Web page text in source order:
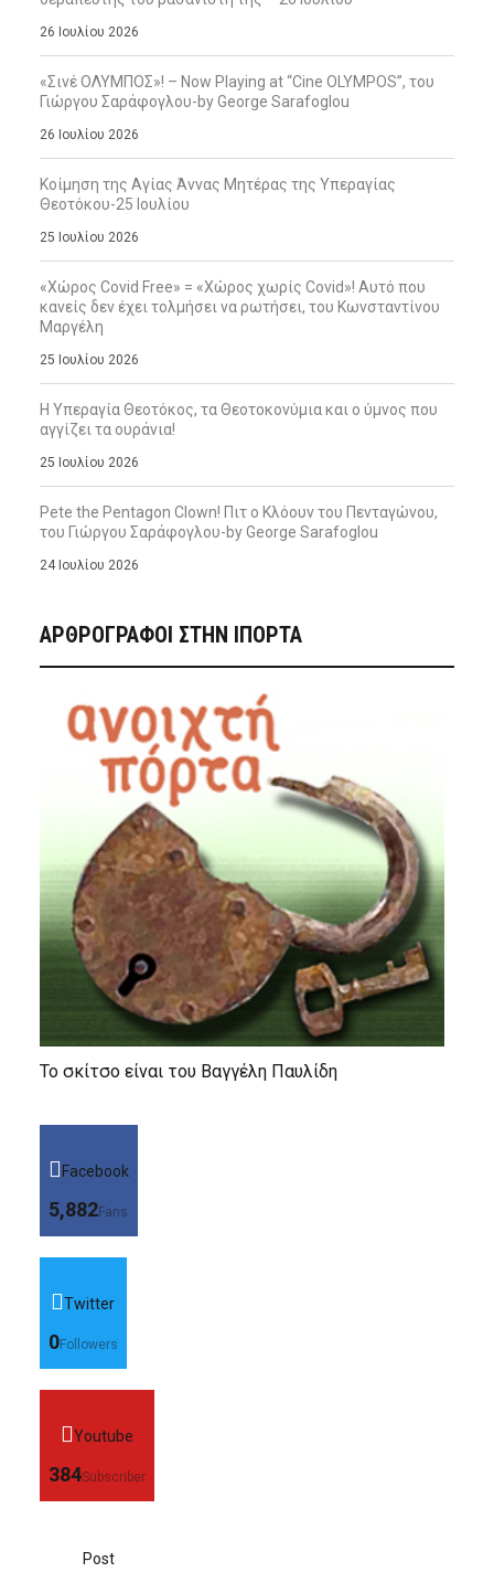
26 Ιουλίου 2026
«Σινέ ΟΛΥΜΠΟΣ»! – Now Playing at “Cine OLYMPOS”, του
Γιώργου Σαράφογλου-by George Sarafoglou
26 Ιουλίου 2026
Κοίμηση της Αγίας Άννας Μητέρας της Υπεραγίας
Θεοτόκου-25 Ιουλίου
25 Ιουλίου 2026
«Χώρος Covid Free» = «Χώρος χωρίς Covid»! Αυτό που
κανείς δεν έχει τολμήσει να ρωτήσει, του Κωνσταντίνου
Μαργέλη
25 Ιουλίου 2026
Η Υπεραγία Θεοτόκος, τα Θεοτοκονύμια και ο ύμνος που
αγγίζει τα ουράνια!
25 Ιουλίου 2026
Pete the Pentagon Clown! Πιτ ο Κλόουν του Πενταγώνου,
του Γιώργου Σαράφογλου-by George Sarafoglou
24 Ιουλίου 2026
ΑΡΘΡΟΓΡΑΦΟΙ ΣΤΗΝ IΠΟΡΤΑ
Το σκίτσο είναι του Βαγγέλη Παυλίδη
Facebook
5,882Fans
Twitter
0Followers
Youtube
384Subscriber
Post